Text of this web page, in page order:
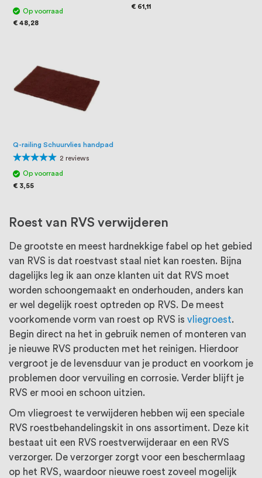
100%
Op voorraad
€ 48,28
€ 61,11
Q-railing Schuurvlies handpad
Waardering:
100%
2 reviews
Op voorraad
€ 3,55
Roest van RVS verwijderen
De grootste en meest hardnekkige fabel op het gebied
van RVS is dat roestvast staal niet kan roesten. Bijna
dagelijks leg ik aan onze klanten uit dat RVS moet
worden schoongemaakt en onderhouden, anders kan
er wel degelijk roest optreden op RVS. De meest
voorkomende vorm van roest op RVS is vliegroest.
Begin direct na het in gebruik nemen of monteren van
je nieuwe RVS producten met het reinigen. Hierdoor
vergroot je de levensduur van je product en voorkom je
problemen door vervuiling en corrosie. Verder blijft je
RVS er mooi en schoon uitzien.
Om vliegroest te verwijderen hebben wij een speciale
RVS roestbehandelingskit in ons assortiment. Deze kit
bestaat uit een RVS roestverwijderaar en een RVS
verzorger. De verzorger zorgt voor een beschermlaag
op het RVS, waardoor nieuwe roest zoveel mogelijk